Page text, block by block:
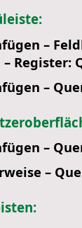
–
Register:
–
–
–